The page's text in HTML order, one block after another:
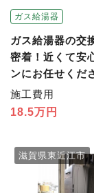
ガス給湯器
ガス給湯器の交
密着！近くて安
ンにお任せくだ
施工費用
18.5万円
滋賀県東近江市